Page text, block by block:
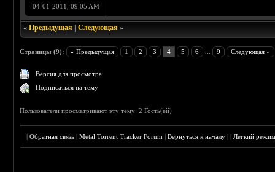
04-01-2011, 09:05 AM
«Предыдущая |Следующая »
Страницы (9): « Предыдущая 1 2 3 4 5 6 9 Следующая »
Версия для просмотра
Подписаться на тему
Пользователи просматривают эту тему: 2 Гость(ей)
|Обратная связь |Metal Torrent Tracker Forum |Вернуться к началу ||Лёгкий